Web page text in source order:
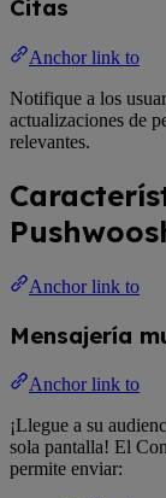
Citas
Anchor link to
Notifique a los
actualizaciones de
relevantes.
Anchor link to
Mensajería
Anchor link to
¡Llegue a su
sola pantalla! El
permite enviar: